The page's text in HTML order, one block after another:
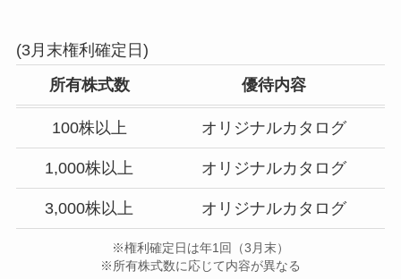
(3月末権利確定日)
所有株式数
優待内容
100株以上 オリジナルカタログ
1,000株以上 オリジナルカタログ
3,000株以上 オリジナルカタログ
※権利確定日は年1回（3月末）
※所有株式数に応じて内容が異なる